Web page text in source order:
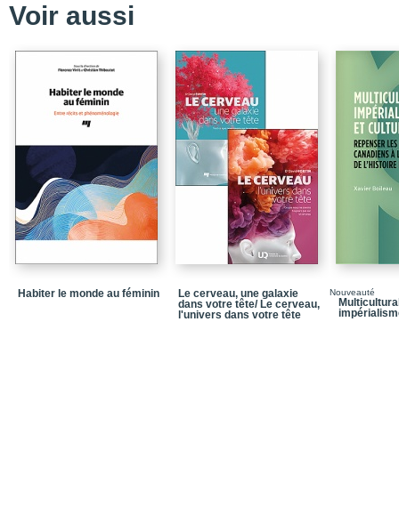
Voir aussi
Habiter le monde au féminin
Le cerveau, une galaxie
dans votre tête/ Le cerveau,
l'univers dans votre tête
Nouveauté